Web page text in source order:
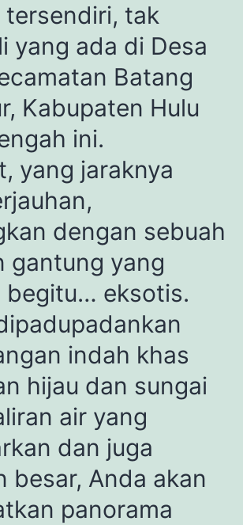
tersendiri, tak
yang ada di Desa
Batang
Kabupaten Hulu
ini.
yang jaraknya
dengan sebuah
gantung yang
begitu… eksotis.
indah khas
hijau dan sungai
air yang
dan juga
besar, Anda akan
panorama